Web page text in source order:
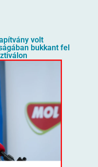
volt
bukkant fel